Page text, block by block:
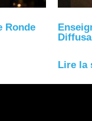
Ronde
Lire la